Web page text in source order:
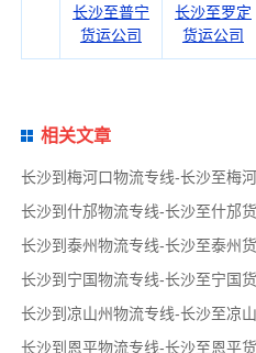
长沙至普宁
货运公司
长沙至罗定
货运公司
相关文章
长沙到梅河口物流专线-长沙至梅
长沙到什邡物流专线-长沙至什邡
长沙到泰州物流专线-长沙至泰州
长沙到宁国物流专线-长沙至宁国
长沙到凉山州物流专线-长沙至凉
长沙到恩平物流专线-长沙至恩平